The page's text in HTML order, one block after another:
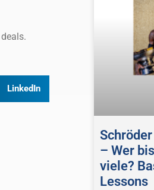
LinkedIn
– Wer
viele?
Lessons